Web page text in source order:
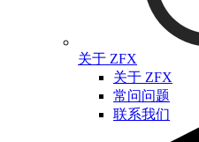
关于 ZFX
关于 ZFX
常问问题
联系我们